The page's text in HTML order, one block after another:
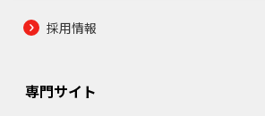
採用情報
専門サイト